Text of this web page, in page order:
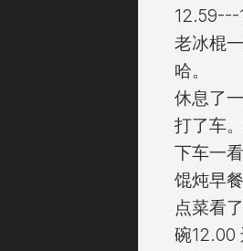
12.59---
老冰棍
哈。
休息了
打了车
下车一
馄炖早
点菜看
碗12.00